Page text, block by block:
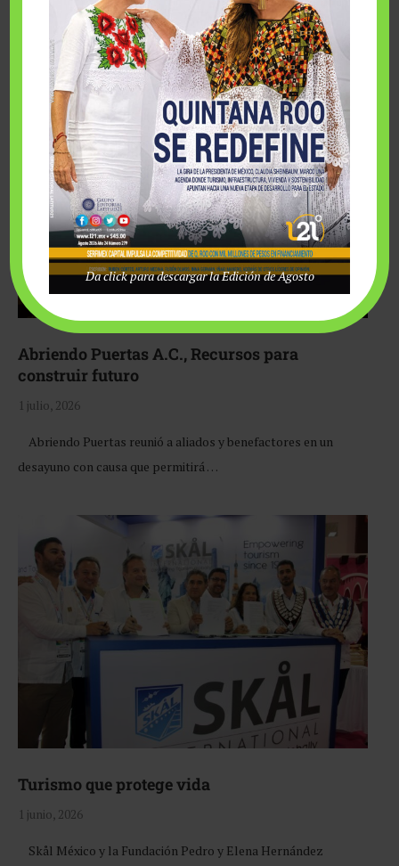
Fairmont Mayakoba y Make-A-Wish México unieron
esfuerzos para hacer realidad el deseo de una …
Abriendo Puertas A.C., Recursos para
construir futuro
1 julio, 2026
Abriendo Puertas reunió a aliados y benefactores en un
desayuno con causa que permitirá …
Turismo que protege vida
1 junio, 2026
Skål México y la Fundación Pedro y Elena Hernández
Da click para descargar la Edición de Agosto